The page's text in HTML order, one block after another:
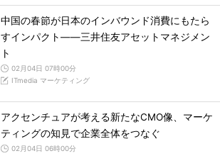
中国の春節が日本のインバウンド消費にもたら
すインパクト――三井住友アセットマネジメン
ト
02月04日 07時00分
ITmedia マーケティング
アクセンチュアが考える新たなCMO像、マーケ
ティングの知見で企業全体をつなぐ
02月04日 06時00分